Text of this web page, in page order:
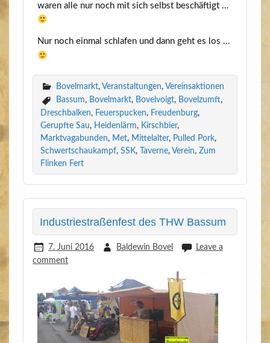
waren alle nur noch mit sich selbst beschäftigt …
Nur noch ein­mal schla­fen und dann geht es los …
Bovelmarkt, Veranstaltungen, Vereinsaktionen
Bassum, Bovelmarkt, Bovelvoigt, Bovelzumft,
Dreschbalken, Feuerspucken, Freudenburg,
Gerupfte Sau, Heidenlärm, Kirschbier,
Marktvagabunden, Met, Mittelalter, Pulled Pork,
Schwertschaukampf, SSK, Taverne, Verein, Zum
Flinken Fert
Industriestraßenfest des THW Bassum
7. Juni 2016 Baldewin Bovel
Leave a
comment